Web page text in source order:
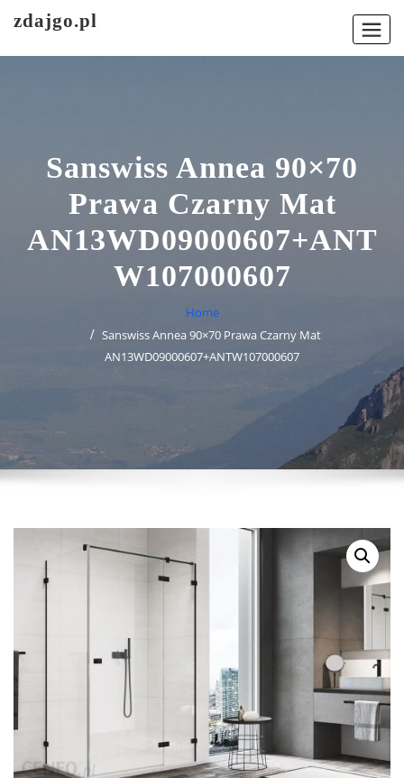
zdajgo.pl
Sanswiss Annea 90×70
Prawa Czarny Mat
AN13WD09000607+ANT
W107000607
Home
Sanswiss Annea 90×70 Prawa Czarny Mat
AN13WD09000607+ANTW107000607